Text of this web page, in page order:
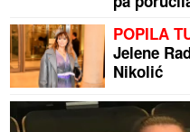
POPILA
Jelene
Nikolić